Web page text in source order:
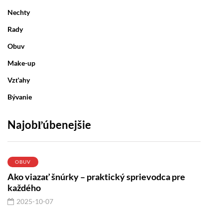
Nechty
Rady
Obuv
Make-up
Vzťahy
Bývanie
Najobľúbenejšie
OBUV
Ako viazať šnúrky – praktický sprievodca pre
každého
2025-10-07